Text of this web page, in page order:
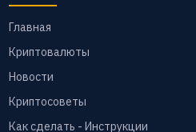
Главная
Криптовалюты
Новости
Криптосоветы
Как сделать - Инструкции